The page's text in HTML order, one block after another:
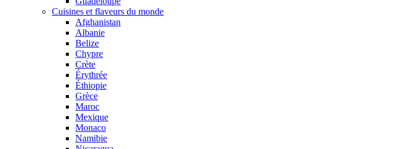
Cuisines et flaveurs du monde
Afghanistan
Albanie
Belize
Chypre
Crète
Érythrée
Éthiopie
Grèce
Maroc
Mexique
Monaco
Namibie